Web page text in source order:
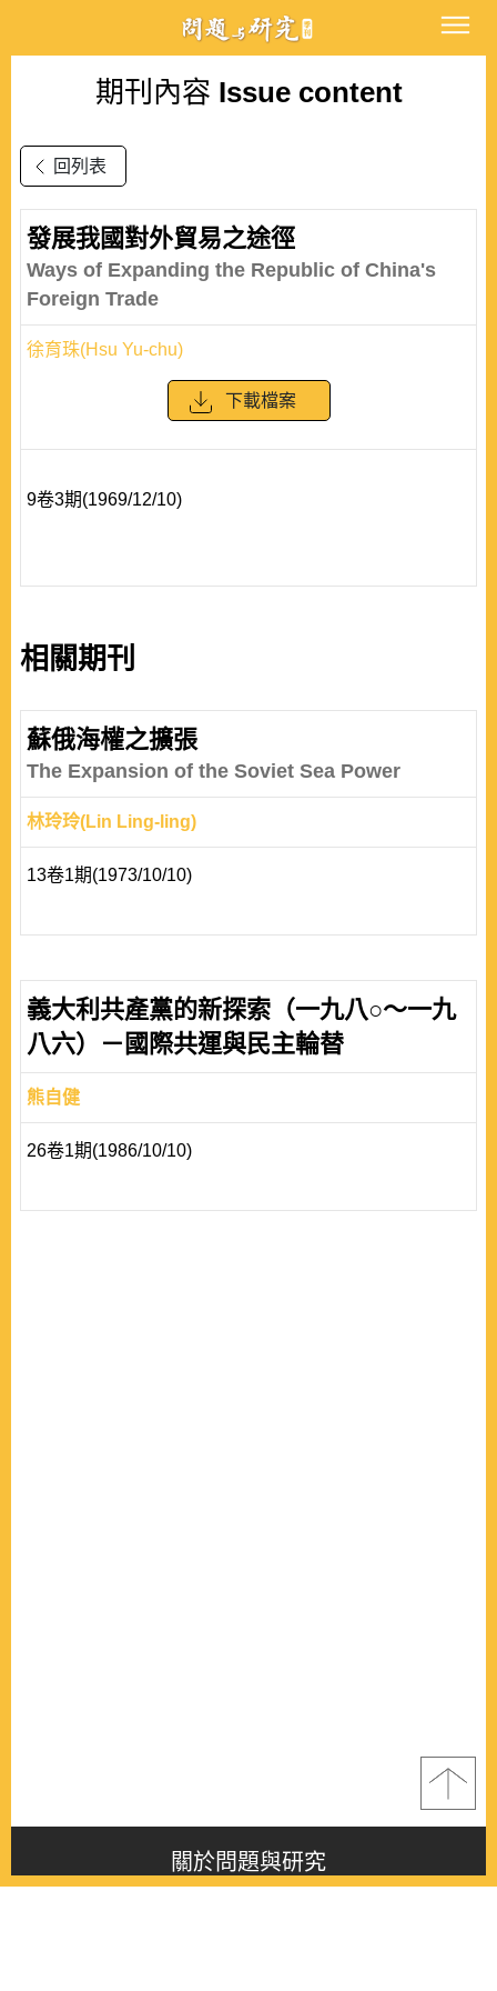
期刊內容 Issue content
回列表
發展我國對外貿易之途徑
Ways of Expanding the Republic of China's
Foreign Trade
徐育珠(Hsu Yu-chu)
下載檔案
9卷3期(1969/12/10)
相關期刊
蘇俄海權之擴張
The Expansion of the Soviet Sea Power
林玲玲(Lin Ling-ling)
13卷1期(1973/10/10)
義大利共產黨的新探索（一九八○～一九
八六）－國際共運與民主輪替
熊自健
26卷1期(1986/10/10)
關於問題與研究
About this journal